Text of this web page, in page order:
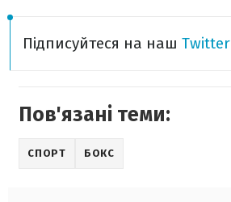
Підписуйтеся на наш Twitter
Пов'язані теми:
СПОРТ БОКС